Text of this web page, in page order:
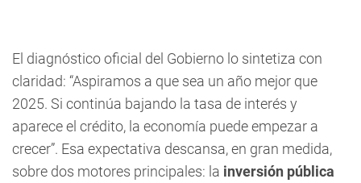
El diagnóstico oficial del Gobierno lo sintetiza con
claridad: “Aspiramos a que sea un año mejor que
2025. Si continúa bajando la tasa de interés y
aparece el crédito, la economía puede empezar a
crecer”. Esa expectativa descansa, en gran medida,
sobre dos motores principales: la inversión pública